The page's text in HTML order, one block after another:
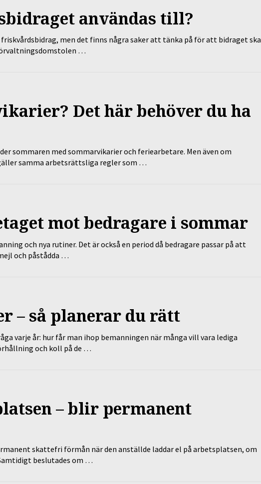
användas till?
men det finns några saker att tänka på för att bidraget ska
…
Det här behöver du ha
sommaren med sommarvikarier och feriearbetare. Men även om
samma arbetsrättsliga regler som …
mot bedragare i sommar
och nya rutiner. Det är också en period då bedragare passar på att
och påstådda …
– så planerar du rätt
varje år: hur får man ihop bemanningen när många vill vara lediga
och koll på de …
– blir permanent
skattefri förmån när den anställde laddar el på arbetsplatsen, om
beslutades om …